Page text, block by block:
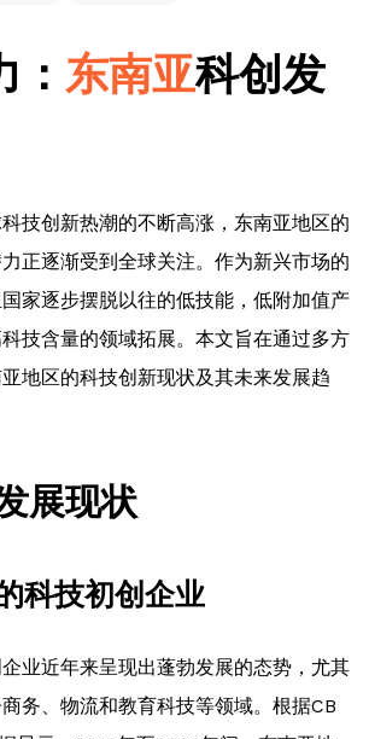
东南亚科创发
技创新热潮的不断高涨，东南亚地区的
正逐渐受到全球关注。作为新兴市场的
家逐步摆脱以往的低技能，低附加值产
技含量的领域拓展。本文旨在通过多方
地区的科技创新现状及其未来发展趋
展现状
科技初创企业
业近年来呈现出蓬勃发展的态势，尤其
务、物流和教育科技等领域。根据CB